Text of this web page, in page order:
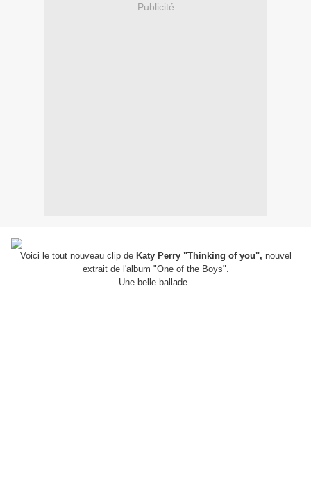
Publicité
Voici le tout nouveau clip de Katy Perry "Thinking of you", nouvel
extrait de l'album "One of the Boys".
Une belle ballade.